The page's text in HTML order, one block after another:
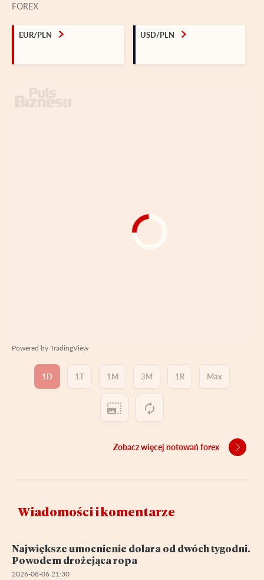
FOREX
EUR/PLN USD/PLN
1D 1T 1M 3M 1R Max
Powered by TradingView
Zobacz więcej notowań forex
Wiadomości i komentarze
Największe umocnienie dolara od dwóch tygodni.
Powodem drożejąca ropa
2026-08-06 21:30